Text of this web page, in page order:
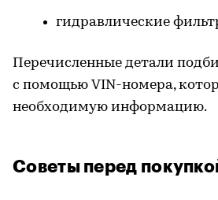
гидравлические
Перечисленные детали
с помощью VIN-номера,
необходимую информацию.
Советы перед